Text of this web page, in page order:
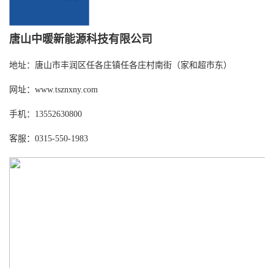
唐山中暖新能源科技有限公司
地址：唐山市丰润区任各庄镇任各庄村南街（家和超市东）
网址：www.tsznxny.com
手机：13552630800
客服：0315-550-1983